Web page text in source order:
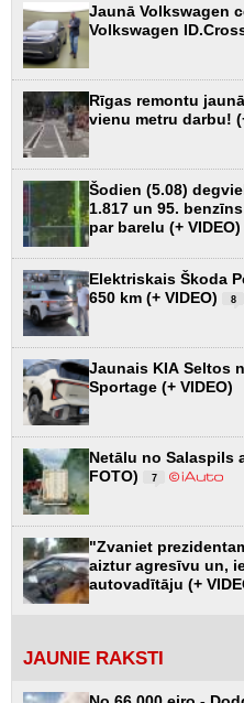
Jaunā Volkswagen
Volkswagen
Rīgas remontu
vienu metru darbu!
Šodien (5.08)
1.817 un 95.
par barelu (+ VIDEO)
Elektriskais Škoda
650 km (+ VIDEO)
8
Jaunais KIA Seltos
Sportage (+ VIDEO)
Netālu no Salaspils
FOTO)
7
"Zvaniet
aiztur agresīvu un,
autovadītāju (+
JAUNIE RAKSTI